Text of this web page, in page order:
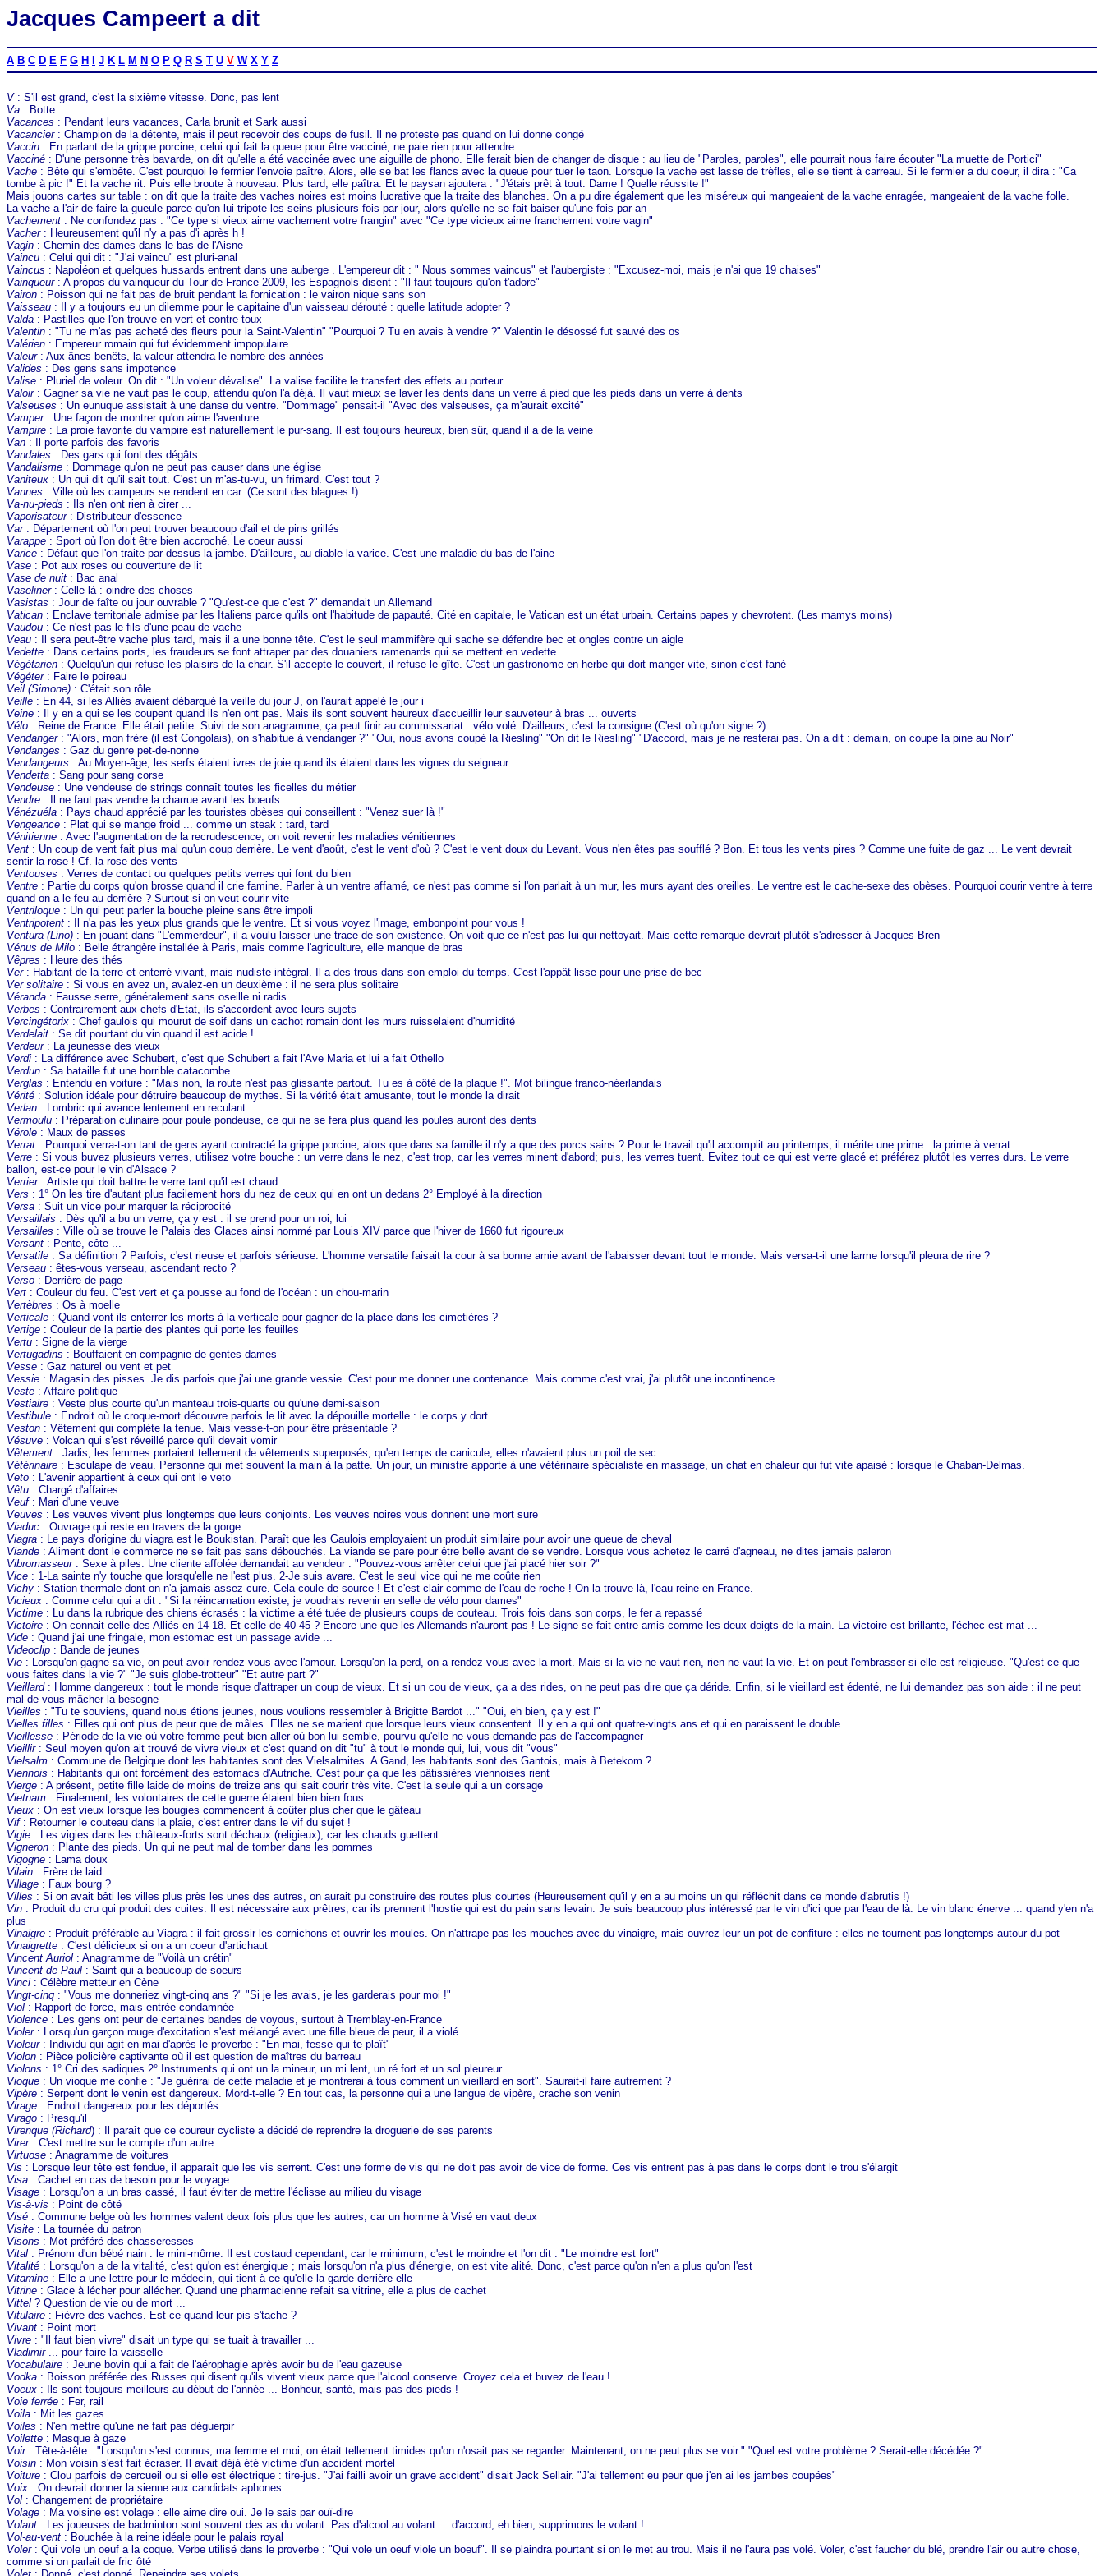
Jacques Campeert a dit
A B C D E F G H I J K L M N O P Q R S T U V W X Y Z
V: S'il est grand, c'est la sixième vitesse. Donc, pas lent
Va : Botte
Vacances : Pendant leurs vacances, Carla brunit et Sark aussi
Vacancier: Champion de la détente, mais il peut recevoir des coups de fusil. Il ne proteste pas quand on lui donne congé
Vaccin : En parlant de la grippe porcine, celui qui fait la queue pour être vacciné, ne paie rien pour attendre
Vacciné : D'une personne très bavarde, on dit qu'elle a été vaccinée avec une aiguille de phono. Elle ferait bien de changer de disque : au lieu de "Paroles, paroles", elle pourrait nous faire écouter "La muette de Portici"
Vache : Bête qui s'embête. C'est pourquoi le fermier l'envoie paître. Alors, elle se bat les flancs avec la queue pour tuer le taon. Lorsque la vache est lasse de trèfles, elle se tient à carreau. Si le fermier a du coeur, il dira : "Ca
tombe à pic !" Et la vache rit. Puis elle broute à nouveau. Plus tard, elle paîtra. Et le paysan ajoutera : "J'étais prêt à tout. Dame ! Quelle réussite !"
Mais jouons cartes sur table : on dit que la traite des vaches noires est moins lucrative que la traite des blanches. On a pu dire également que les miséreux qui mangeaient de la vache enragée, mangeaient de la vache folle.
La vache a l'air de faire la gueule parce qu'on lui tripote les seins plusieurs fois par jour, alors qu'elle ne se fait baiser qu'une fois par an
Vachement : Ne confondez pas : "Ce type si vieux aime vachement votre frangin" avec "Ce type vicieux aime franchement votre vagin"
Vacher: Heureusement qu'il n'y a pas d'i après h !
Vagin : Chemin des dames dans le bas de l'Aisne
Vaincu : Celui qui dit : "J'ai vaincu" est pluri-anal
Vaincus : Napoléon et quelques hussards entrent dans une auberge . L'empereur dit : " Nous sommes vaincus" et l'aubergiste : "Excusez-moi, mais je n'ai que 19 chaises"
Vainqueur: A propos du vainqueur du Tour de France 2009, les Espagnols disent : "Il faut toujours qu'on t'adore"
Vairon : Poisson qui ne fait pas de bruit pendant la fornication : le vairon nique sans son
Vaisseau : Il y a toujours eu un dilemme pour le capitaine d'un vaisseau dérouté : quelle latitude adopter ?
Valda : Pastilles que l'on trouve en vert et contre toux
Valentin : "Tu ne m'as pas acheté des fleurs pour la Saint-Valentin" "Pourquoi ? Tu en avais à vendre ?" Valentin le désossé fut sauvé des os
Valérien : Empereur romain qui fut évidemment impopulaire
Valeur: Aux ânes benêts, la valeur attendra le nombre des années
Valides : Des gens sans impotence
Valise : Pluriel de voleur. On dit : "Un voleur dévalise". La valise facilite le transfert des effets au porteur
Valoir: Gagner sa vie ne vaut pas le coup, attendu qu'on l'a déjà. Il vaut mieux se laver les dents dans un verre à pied que les pieds dans un verre à dents
Valseuses : Un eunuque assistait à une danse du ventre. "Dommage" pensait-il "Avec des valseuses, ça m'aurait excité"
Vamper: Une façon de montrer qu'on aime l'aventure
Vampire : La proie favorite du vampire est naturellement le pur-sang. Il est toujours heureux, bien sûr, quand il a de la veine
Van : Il porte parfois des favoris
Vandales : Des gars qui font des dégâts
Vandalisme : Dommage qu'on ne peut pas causer dans une église
Vaniteux : Un qui dit qu'il sait tout. C'est un m'as-tu-vu, un frimard. C'est tout ?
Vannes : Ville où les campeurs se rendent en car. (Ce sont des blagues !)
Va-nu-pieds : Ils n'en ont rien à cirer ...
Vaporisateur: Distributeur d'essence
Var: Département où l'on peut trouver beaucoup d'ail et de pins grillés
Varappe : Sport où l'on doit être bien accroché. Le coeur aussi
Varice : Défaut que l'on traite par-dessus la jambe. D'ailleurs, au diable la varice. C'est une maladie du bas de l'aine
Vase : Pot aux roses ou couverture de lit
Vase de nuit : Bac anal
Vaseliner: Celle-là : oindre des choses
Vasistas : Jour de faîte ou jour ouvrable ? "Qu'est-ce que c'est ?" demandait un Allemand
Vatican : Enclave territoriale admise par les Italiens parce qu'ils ont l'habitude de papauté. Cité en capitale, le Vatican est un état urbain. Certains papes y chevrotent. (Les mamys moins)
Vaudou : Ce n'est pas le fils d'une peau de vache
Veau : Il sera peut-être vache plus tard, mais il a une bonne tête. C'est le seul mammifère qui sache se défendre bec et ongles contre un aigle
Vedette : Dans certains ports, les fraudeurs se font attraper par des douaniers ramenards qui se mettent en vedette
Végétarien : Quelqu'un qui refuse les plaisirs de la chair. S'il accepte le couvert, il refuse le gîte. C'est un gastronome en herbe qui doit manger vite, sinon c'est fané
Végéter: Faire le poireau
Veil (Simone) : C'était son rôle
Veille : En 44, si les Alliés avaient débarqué la veille du jour J, on l'aurait appelé le jour i
Veine : Il y en a qui se les coupent quand ils n'en ont pas. Mais ils sont souvent heureux d'accueillir leur sauveteur à bras ... ouverts
Vélo : Reine de France. Elle était petite. Suivi de son anagramme, ça peut finir au commissariat : vélo volé. D'ailleurs, c'est la consigne (C'est où qu'on signe ?)
Vendanger: "Alors, mon frère (il est Congolais), on s'habitue à vendanger ?" "Oui, nous avons coupé la Riesling" "On dit le Riesling" "D'accord, mais je ne resterai pas. On a dit : demain, on coupe la pine au Noir"
Vendanges : Gaz du genre pet-de-nonne
Vendangeurs : Au Moyen-âge, les serfs étaient ivres de joie quand ils étaient dans les vignes du seigneur
Vendetta : Sang pour sang corse
Vendeuse : Une vendeuse de strings connaît toutes les ficelles du métier
Vendre : Il ne faut pas vendre la charrue avant les boeufs
Vénézuéla : Pays chaud apprécié par les touristes obèses qui conseillent : "Venez suer là !"
Vengeance : Plat qui se mange froid ... comme un steak : tard, tard
Vénitienne : Avec l'augmentation de la recrudescence, on voit revenir les maladies vénitiennes
Vent : Un coup de vent fait plus mal qu'un coup derrière. Le vent d'août, c'est le vent d'où ? C'est le vent doux du Levant. Vous n'en êtes pas soufflé ? Bon. Et tous les vents pires ? Comme une fuite de gaz ... Le vent devrait
sentir la rose ! Cf. la rose des vents
Ventouses : Verres de contact ou quelques petits verres qui font du bien
Ventre : Partie du corps qu'on brosse quand il crie famine. Parler à un ventre affamé, ce n'est pas comme si l'on parlait à un mur, les murs ayant des oreilles. Le ventre est le cache-sexe des obèses. Pourquoi courir ventre à terre
quand on a le feu au derrière ? Surtout si on veut courir vite
Ventriloque : Un qui peut parler la bouche pleine sans être impoli
Ventripotent : Il n'a pas les yeux plus grands que le ventre. Et si vous voyez l'image, embonpoint pour vous !
Ventura (Lino) : En jouant dans "L'emmerdeur", il a voulu laisser une trace de son existence. On voit que ce n'est pas lui qui nettoyait. Mais cette remarque devrait plutôt s'adresser à Jacques Bren
Vénus de Milo : Belle étrangère installée à Paris, mais comme l'agriculture, elle manque de bras
Vêpres : Heure des thés
Ver: Habitant de la terre et enterré vivant, mais nudiste intégral. Il a des trous dans son emploi du temps. C'est l'appât lisse pour une prise de bec
Ver solitaire : Si vous en avez un, avalez-en un deuxième : il ne sera plus solitaire
Véranda : Fausse serre, généralement sans oseille ni radis
Verbes : Contrairement aux chefs d'Etat, ils s'accordent avec leurs sujets
Vercingétorix : Chef gaulois qui mourut de soif dans un cachot romain dont les murs ruisselaient d'humidité
Verdelait : Se dit pourtant du vin quand il est acide !
Verdeur: La jeunesse des vieux
Verdi : La différence avec Schubert, c'est que Schubert a fait l'Ave Maria et lui a fait Othello
Verdun : Sa bataille fut une horrible catacombe
Verglas : Entendu en voiture : "Mais non, la route n'est pas glissante partout. Tu es à côté de la plaque !". Mot bilingue franco-néerlandais
Vérité : Solution idéale pour détruire beaucoup de mythes. Si la vérité était amusante, tout le monde la dirait
Verlan : Lombric qui avance lentement en reculant
Vermoulu : Préparation culinaire pour poule pondeuse, ce qui ne se fera plus quand les poules auront des dents
Vérole : Maux de passes
Verrat : Pourquoi verra-t-on tant de gens ayant contracté la grippe porcine, alors que dans sa famille il n'y a que des porcs sains ? Pour le travail qu'il accomplit au printemps, il mérite une prime : la prime à verrat
Verre : Si vous buvez plusieurs verres, utilisez votre bouche : un verre dans le nez, c'est trop, car les verres minent d'abord; puis, les verres tuent. Evitez tout ce qui est verre glacé et préférez plutôt les verres durs. Le verre
ballon, est-ce pour le vin d'Alsace ?
Verrier: Artiste qui doit battre le verre tant qu'il est chaud
Vers : 1° On les tire d'autant plus facilement hors du nez de ceux qui en ont un dedans 2° Employé à la direction
Versa : Suit un vice pour marquer la réciprocité
Versaillais : Dès qu'il a bu un verre, ça y est : il se prend pour un roi, lui
Versailles : Ville où se trouve le Palais des Glaces ainsi nommé par Louis XIV parce que l'hiver de 1660 fut rigoureux
Versant : Pente, côte ...
Versatile : Sa définition ? Parfois, c'est rieuse et parfois sérieuse. L'homme versatile faisait la cour à sa bonne amie avant de l'abaisser devant tout le monde. Mais versa-t-il une larme lorsqu'il pleura de rire ?
Verseau : êtes-vous verseau, ascendant recto ?
Verso : Derrière de page
Vert : Couleur du feu. C'est vert et ça pousse au fond de l'océan : un chou-marin
Vertèbres : Os à moelle
Verticale : Quand vont-ils enterrer les morts à la verticale pour gagner de la place dans les cimetières ?
Vertige : Couleur de la partie des plantes qui porte les feuilles
Vertu : Signe de la vierge
Vertugadins : Bouffaient en compagnie de gentes dames
Vesse : Gaz naturel ou vent et pet
Vessie : Magasin des pisses. Je dis parfois que j'ai une grande vessie. C'est pour me donner une contenance. Mais comme c'est vrai, j'ai plutôt une incontinence
Veste : Affaire politique
Vestiaire : Veste plus courte qu'un manteau trois-quarts ou qu'une demi-saison
Vestibule : Endroit où le croque-mort découvre parfois le lit avec la dépouille mortelle : le corps y dort
Veston : Vêtement qui complète la tenue. Mais vesse-t-on pour être présentable ?
Vésuve : Volcan qui s'est réveillé parce qu'il devait vomir
Vêtement : Jadis, les femmes portaient tellement de vêtements superposés, qu'en temps de canicule, elles n'avaient plus un poil de sec.
Vétérinaire : Esculape de veau. Personne qui met souvent la main à la patte. Un jour, un ministre apporte à une vétérinaire spécialiste en massage, un chat en chaleur qui fut vite apaisé : lorsque le Chaban-Delmas.
Veto : L'avenir appartient à ceux qui ont le veto
Vêtu : Chargé d'affaires
Veuf: Mari d'une veuve
Veuves : Les veuves vivent plus longtemps que leurs conjoints. Les veuves noires vous donnent une mort sure
Viaduc : Ouvrage qui reste en travers de la gorge
Viagra : Le pays d'origine du viagra est le Boukistan. Paraît que les Gaulois employaient un produit similaire pour avoir une queue de cheval
Viande : Aliment dont le commerce ne se fait pas sans débouchés. La viande se pare pour être belle avant de se vendre. Lorsque vous achetez le carré d'agneau, ne dites jamais paleron
Vibromasseur: Sexe à piles. Une cliente affolée demandait au vendeur : "Pouvez-vous arrêter celui que j'ai placé hier soir ?"
Vice : 1-La sainte n'y touche que lorsqu'elle ne l'est plus. 2-Je suis avare. C'est le seul vice qui ne me coûte rien
Vichy : Station thermale dont on n'a jamais assez cure. Cela coule de source ! Et c'est clair comme de l'eau de roche ! On la trouve là, l'eau reine en France.
Vicieux : Comme celui qui a dit : "Si la réincarnation existe, je voudrais revenir en selle de vélo pour dames"
Victime : Lu dans la rubrique des chiens écrasés : la victime a été tuée de plusieurs coups de couteau. Trois fois dans son corps, le fer a repassé
Victoire : On connait celle des Alliés en 14-18. Et celle de 40-45 ? Encore une que les Allemands n'auront pas ! Le signe se fait entre amis comme les deux doigts de la main. La victoire est brillante, l'échec est mat ...
Vide : Quand j'ai une fringale, mon estomac est un passage avide ...
Videoclip : Bande de jeunes
Vie : Lorsqu'on gagne sa vie, on peut avoir rendez-vous avec l'amour. Lorsqu'on la perd, on a rendez-vous avec la mort. Mais si la vie ne vaut rien, rien ne vaut la vie. Et on peut l'embrasser si elle est religieuse. "Qu'est-ce que
vous faites dans la vie ?" "Je suis globe-trotteur" "Et autre part ?"
Vieillard: Homme dangereux : tout le monde risque d'attraper un coup de vieux. Et si un cou de vieux, ça a des rides, on ne peut pas dire que ça déride. Enfin, si le vieillard est édenté, ne lui demandez pas son aide : il ne peut
mal de vous mâcher la besogne
Vieilles : "Tu te souviens, quand nous étions jeunes, nous voulions ressembler à Brigitte Bardot ..." "Oui, eh bien, ça y est !"
Vielles filles : Filles qui ont plus de peur que de mâles. Elles ne se marient que lorsque leurs vieux consentent. Il y en a qui ont quatre-vingts ans et qui en paraissent le double ...
Vieillesse : Période de la vie où votre femme peut bien aller où bon lui semble, pourvu qu'elle ne vous demande pas de l'accompagner
Vieillir: Seul moyen qu'on ait trouvé de vivre vieux et c'est quand on dit "tu" à tout le monde qui, lui, vous dit "vous"
Vielsalm : Commune de Belgique dont les habitantes sont des Vielsalmites. A Gand, les habitants sont des Gantois, mais à Betekom ?
Viennois : Habitants qui ont forcément des estomacs d'Autriche. C'est pour ça que les pâtissières viennoises rient
Vierge : A présent, petite fille laide de moins de treize ans qui sait courir très vite. C'est la seule qui a un corsage
Vietnam : Finalement, les volontaires de cette guerre étaient bien bien fous
Vieux : On est vieux lorsque les bougies commencent à coûter plus cher que le gâteau
Vif: Retourner le couteau dans la plaie, c'est entrer dans le vif du sujet !
Vigie : Les vigies dans les châteaux-forts sont déchaux (religieux), car les chauds guettent
Vigneron : Plante des pieds. Un qui ne peut mal de tomber dans les pommes
Vigogne : Lama doux
Vilain : Frère de laid
Village : Faux bourg ?
Villes : Si on avait bâti les villes plus près les unes des autres, on aurait pu construire des routes plus courtes (Heureusement qu'il y en a au moins un qui réfléchit dans ce monde d'abrutis !)
Vin : Produit du cru qui produit des cuites. Il est nécessaire aux prêtres, car ils prennent l'hostie qui est du pain sans levain. Je suis beaucoup plus intéressé par le vin d'ici que par l'eau de là. Le vin blanc énerve ... quand y'en n'a
plus
Vinaigre : Produit préférable au Viagra : il fait grossir les cornichons et ouvrir les moules. On n'attrape pas les mouches avec du vinaigre, mais ouvrez-leur un pot de confiture : elles ne tournent pas longtemps autour du pot
Vinaigrette : C'est délicieux si on a un coeur d'artichaut
Vincent Auriol : Anagramme de "Voilà un crétin"
Vincent de Paul : Saint qui a beaucoup de soeurs
Vinci : Célèbre metteur en Cène
Vingt-cinq : "Vous me donneriez vingt-cinq ans ?" "Si je les avais, je les garderais pour moi !"
Viol : Rapport de force, mais entrée condamnée
Violence : Les gens ont peur de certaines bandes de voyous, surtout à Tremblay-en-France
Violer: Lorsqu'un garçon rouge d'excitation s'est mélangé avec une fille bleue de peur, il a violé
Violeur: Individu qui agit en mai d'après le proverbe : "En mai, fesse qui te plaît"
Violon : Pièce policière captivante où il est question de maîtres du barreau
Violons : 1° Cri des sadiques 2° Instruments qui ont un la mineur, un mi lent, un ré fort et un sol pleureur
Vioque : Un vioque me confie : "Je guérirai de cette maladie et je montrerai à tous comment un vieillard en sort". Saurait-il faire autrement ?
Vipère : Serpent dont le venin est dangereux. Mord-t-elle ? En tout cas, la personne qui a une langue de vipère, crache son venin
Virage : Endroit dangereux pour les déportés
Virago : Presqu'il
Virenque (Richard) : Il paraît que ce coureur cycliste a décidé de reprendre la droguerie de ses parents
Virer: C'est mettre sur le compte d'un autre
Virtuose : Anagramme de voitures
Vis : Lorsque leur tête est fendue, il apparaît que les vis serrent. C'est une forme de vis qui ne doit pas avoir de vice de forme. Ces vis entrent pas à pas dans le corps dont le trou s'élargit
Visa : Cachet en cas de besoin pour le voyage
Visage : Lorsqu'on a un bras cassé, il faut éviter de mettre l'éclisse au milieu du visage
Vis-à-vis : Point de côté
Visé : Commune belge où les hommes valent deux fois plus que les autres, car un homme à Visé en vaut deux
Visite : La tournée du patron
Visons : Mot préféré des chasseresses
Vital : Prénom d'un bébé nain : le mini-môme. Il est costaud cependant, car le minimum, c'est le moindre et l'on dit : "Le moindre est fort"
Vitalité : Lorsqu'on a de la vitalité, c'est qu'on est énergique ; mais lorsqu'on n'a plus d'énergie, on est vite alité. Donc, c'est parce qu'on n'en a plus qu'on l'est
Vitamine : Elle a une lettre pour le médecin, qui tient à ce qu'elle la garde derrière elle
Vitrine : Glace à lécher pour allécher. Quand une pharmacienne refait sa vitrine, elle a plus de cachet
Vittel ? Question de vie ou de mort ...
Vitulaire : Fièvre des vaches. Est-ce quand leur pis s'tache ?
Vivant : Point mort
Vivre : "Il faut bien vivre" disait un type qui se tuait à travailler ...
Vladimir... pour faire la vaisselle
Vocabulaire : Jeune bovin qui a fait de l'aérophagie après avoir bu de l'eau gazeuse
Vodka : Boisson préférée des Russes qui disent qu'ils vivent vieux parce que l'alcool conserve. Croyez cela et buvez de l'eau !
Voeux : Ils sont toujours meilleurs au début de l'année ... Bonheur, santé, mais pas des pieds !
Voie ferrée : Fer, rail
Voila : Mit les gazes
Voiles : N'en mettre qu'une ne fait pas déguerpir
Voilette : Masque à gaze
Voir: Tête-à-tête : "Lorsqu'on s'est connus, ma femme et moi, on était tellement timides qu'on n'osait pas se regarder. Maintenant, on ne peut plus se voir." "Quel est votre problème ? Serait-elle décédée ?"
Voisin : Mon voisin s'est fait écraser. Il avait déjà été victime d'un accident mortel
Voiture : Clou parfois de cercueil ou si elle est électrique : tire-jus. "J'ai failli avoir un grave accident" disait Jack Sellair. "J'ai tellement eu peur que j'en ai les jambes coupées"
Voix : On devrait donner la sienne aux candidats aphones
Vol : Changement de propriétaire
Volage : Ma voisine est volage : elle aime dire oui. Je le sais par ouï-dire
Volant : Les joueuses de badminton sont souvent des as du volant. Pas d'alcool au volant ... d'accord, eh bien, supprimons le volant !
Vol-au-vent : Bouchée à la reine idéale pour le palais royal
Voler: Qui vole un oeuf a la coque. Verbe utilisé dans le proverbe : "Qui vole un oeuf viole un boeuf". Il se plaindra pourtant si on le met au trou. Mais il ne l'aura pas volé. Voler, c'est faucher du blé, prendre l'air ou autre chose,
comme si on parlait de fric ôté